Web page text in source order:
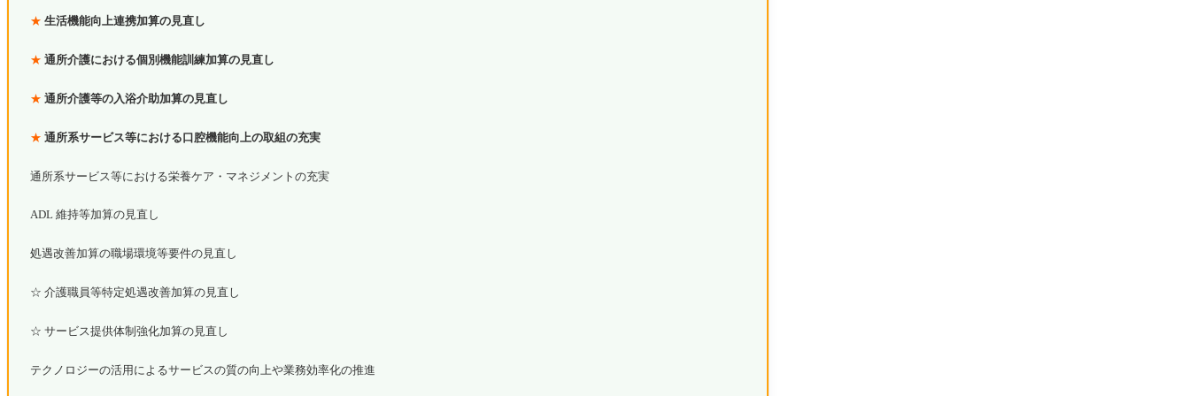
★ 生活機能向上連携加算の見直し
★ 通所介護における個別機能訓練加算の見直し
★ 通所介護等の入浴介助加算の見直し
★ 通所系サービス等における口腔機能向上の取組の充実
通所系サービス等における栄養ケア・マネジメントの充実
ADL 維持等加算の見直し
処遇改善加算の職場環境等要件の見直し
☆ 介護職員等特定処遇改善加算の見直し
☆ サービス提供体制強化加算の見直し
テクノロジーの活用によるサービスの質の向上や業務効率化の推進